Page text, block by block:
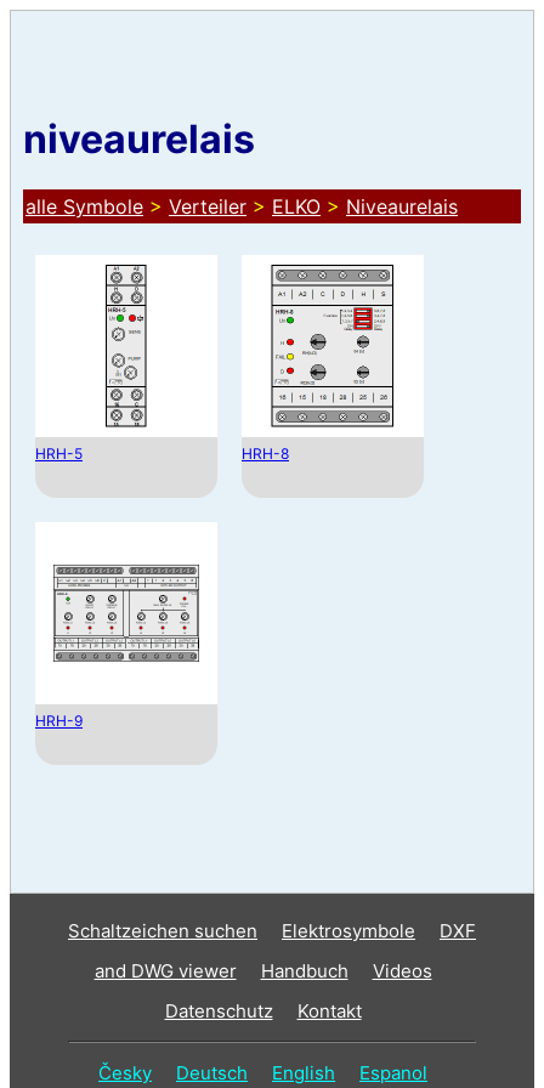
niveaurelais
alle Symbole > Verteiler > ELKO > Niveaurelais
HRH-5 HRH-8
HRH-9
Schaltzeichen suchen Elektrosymbole
DXF
and DWG viewer
Handbuch
Videos
Datenschutz
Kontakt
Česky Deutsch English Espanol